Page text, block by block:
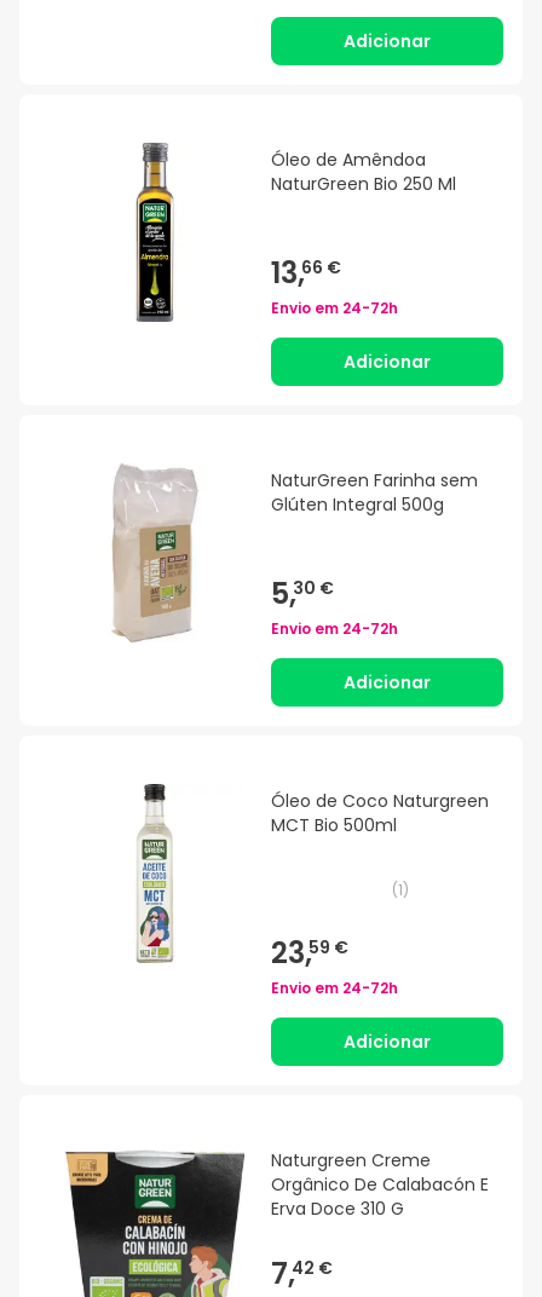
Adicionar
Óleo de Amêndoa
NaturGreen Bio 250 Ml
13,66 €
Envio em 24-72h
Adicionar
NaturGreen Farinha sem
Glúten Integral 500g
5,30 €
Envio em 24-72h
Adicionar
Óleo de Coco Naturgreen
MCT Bio 500ml
(1)
23,59 €
Envio em 24-72h
Adicionar
Naturgreen Creme
Orgânico De Calabacón E
Erva Doce 310 G
7,42 €